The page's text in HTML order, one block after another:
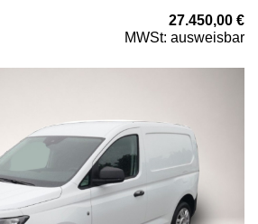
27.450,00 €
MWSt: ausweisbar